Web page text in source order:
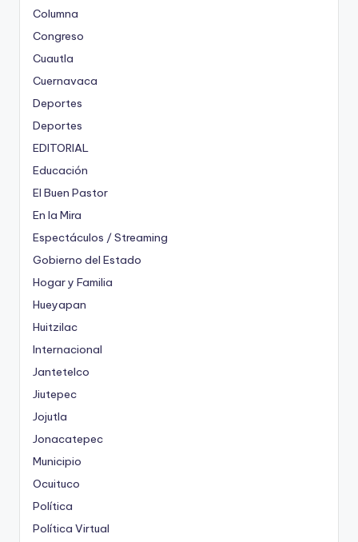
Columna
Congreso
Cuautla
Cuernavaca
Deportes
Deportes
EDITORIAL
Educación
El Buen Pastor
En la Mira
Espectáculos / Streaming
Gobierno del Estado
Hogar y Familia
Hueyapan
Huitzilac
Internacional
Jantetelco
Jiutepec
Jojutla
Jonacatepec
Municipio
Ocuituco
Política
Política Virtual